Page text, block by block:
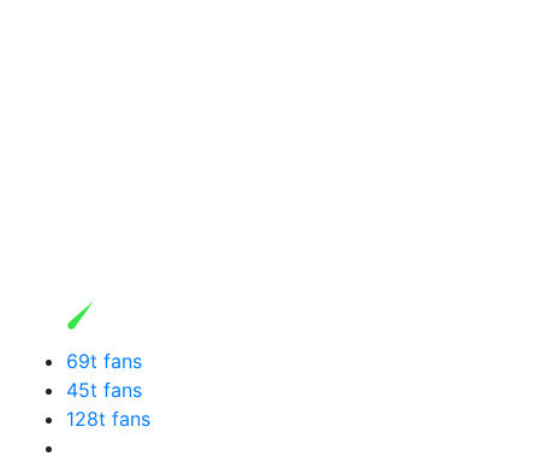
69t fans
45t fans
128t fans